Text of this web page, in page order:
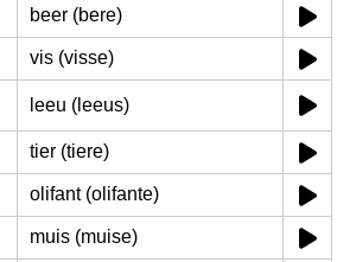
beer (bere)
vis (visse)
leeu (leeus)
tier (tiere)
olifant (olifante)
muis (muise)